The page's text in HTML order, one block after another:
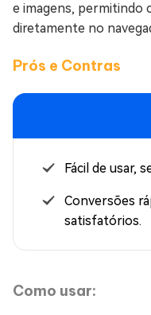
e imagens, permitindo
diretamente no
Prós e Contras
Fácil de usar,
Conversões
satisfatórios.
Como usar: